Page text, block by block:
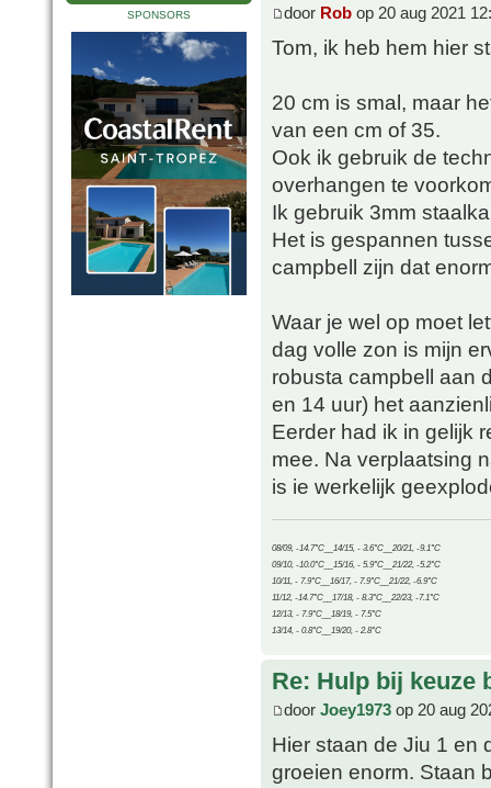
SPONSORS door Rob op 20 aug 2021
Tom, ik heb hem hier
20 cm is smal, maar
van een cm of 35.
Ook ik gebruik de
overhangen te
Ik gebruik 3mm
Het is gespannen
campbell zijn dat
Waar je wel op moet
dag volle zon is mijn
robusta campbell aan
en 14 uur) het
Eerder had ik in gelijk
mee. Na verplaatsing
is ie werkelijk
08/09, -14.7°C__14/15, - 3.6°C__20/21, -9.1°C
09/10, -10.0°C__15/16, - 5.9°C__21/22, -5.2°C
10/11, - 7.9°C__16/17, - 7.9°C__21/22, -6.9°C
11/12, -14.7°C__17/18, - 8.3°C__22/23, -7.1°C
12/13, - 7.9°C__18/19, - 7.5°C
13/14, - 0.8°C__19/20, - 2.8°C
Re: Hulp bij keuze
door Joey1973 op 20 aug
Hier staan de Jiu 1 en
groeien enorm. Staan